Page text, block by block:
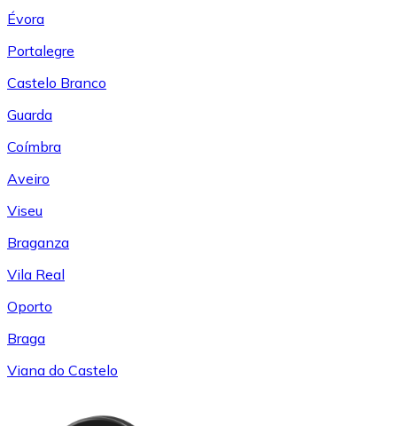
Évora
Portalegre
Castelo Branco
Guarda
Coímbra
Aveiro
Viseu
Braganza
Vila Real
Oporto
Braga
Viana do Castelo